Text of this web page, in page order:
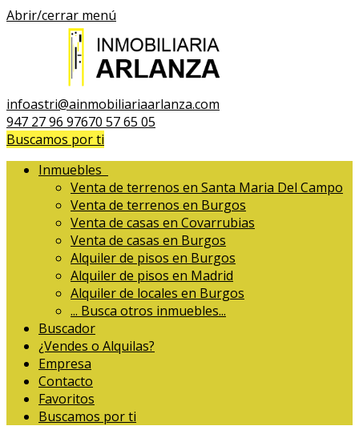
Abrir/cerrar menú
infoastri@ainmobiliariaarlanza.com
947 27 96 97670 57 65 05
Buscamos por ti
Inmuebles
Venta de terrenos en Santa Maria Del Campo
Venta de terrenos en Burgos
Venta de casas en Covarrubias
Venta de casas en Burgos
Alquiler de pisos en Burgos
Alquiler de pisos en Madrid
Alquiler de locales en Burgos
... Busca otros inmuebles...
Buscador
¿Vendes o Alquilas?
Empresa
Contacto
Favoritos
Buscamos por ti